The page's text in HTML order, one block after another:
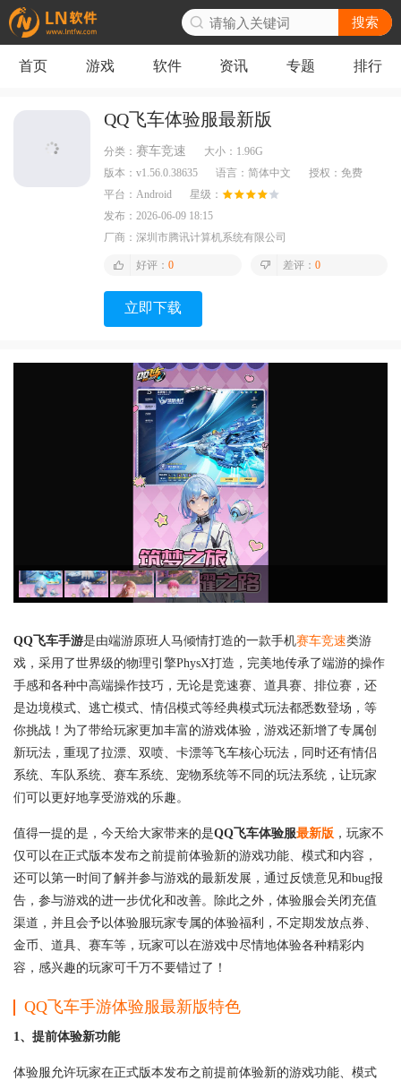
搜索
首页 游戏 软件 资讯 专题 排行
QQ飞车体验服最新版
分类： 赛车竞速 大小： 1.96G
版本： v1.56.0.38635 语言： 简体中文 授权： 免费
平台： Android
星级：
发布： 2026-06-09 18:15
厂商： 深圳市腾讯计算机系统有限公司
好评： 0 差评： 0
立即下载
QQ飞车手游是由端游原班人马倾情打造的一款手机赛车竞速类游
戏，采用了世界级的物理引擎PhysX打造，完美地传承了端游的操作
手感和各种中高端操作技巧，无论是竞速赛、道具赛、排位赛，还
是边境模式、逃亡模式、情侣模式等经典模式玩法都悉数登场，等
你挑战！为了带给玩家更加丰富的游戏体验，游戏还新增了专属创
新玩法，重现了拉漂、双喷、卡漂等飞车核心玩法，同时还有情侣
系统、车队系统、赛车系统、宠物系统等不同的玩法系统，让玩家
们可以更好地享受游戏的乐趣。
值得一提的是，今天给大家带来的是QQ飞车体验服最新版 ，玩家不
仅可以在正式版本发布之前提前体验新的游戏功能、模式和内容，
还可以第一时间了解并参与游戏的最新发展，通过反馈意见和bug报
告，参与游戏的进一步优化和改善。除此之外，体验服会关闭充值
渠道，并且会予以体验服玩家专属的体验福利，不定期发放点券、
金币、道具、赛车等，玩家可以在游戏中尽情地体验各种精彩内
容，感兴趣的玩家可千万不要错过了！
QQ飞车手游体验服最新版特色
1、提前体验新功能
体验服允许玩家在正式版本发布之前提前体验新的游戏功能、模式